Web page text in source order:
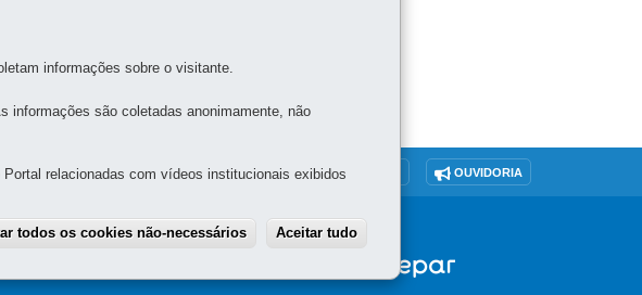
MAPA DO SITE DENUNCIE CORRUPÇÃO OUVIDORIA
informações sobre o visitante.
informações são coletadas anonimamente, não
relacionadas com vídeos institucionais exibidos
todos os cookies não-necessários Aceitar tudo